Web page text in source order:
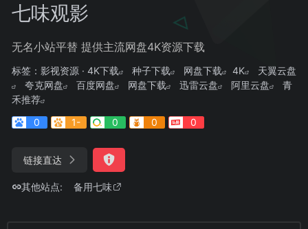
七味观影
无名小站平替 提供主流网盘4K资源下载
标签： 影视资源 · 4K下载 种子下载 网盘下载 4K
天翼云盘
夸克网盘
百度网盘 网盘下载 迅雷云盘 阿里云盘
青
禾推荐
0
1- 0 0 0
链接直达
其他站点: 备用七味